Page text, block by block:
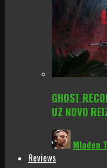
GHOST
UZ NOVO
Mladen
Reviews